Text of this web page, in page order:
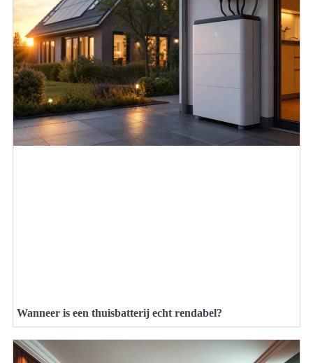
Wanneer is een thuisbatterij echt rendabel?